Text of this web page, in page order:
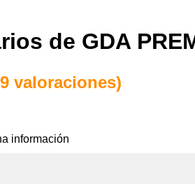
de GDA
valoraciones)
información